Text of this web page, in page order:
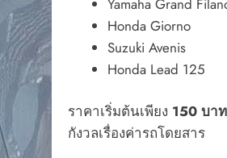
Yamaha Grand
Honda Giorno
Suzuki Avenis
Honda Lead 125
ราคาเริ่มต้นเพียง 150 บา
กังวลเรื่องค่ารถโดยสาร